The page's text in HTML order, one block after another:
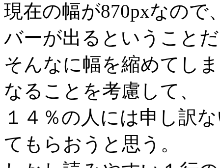
現在の幅が870pxなので
バーが出るということ
そんなに幅を縮めてし
なることを考慮して、
１４％の人には申し訳
てもらおうと思う。